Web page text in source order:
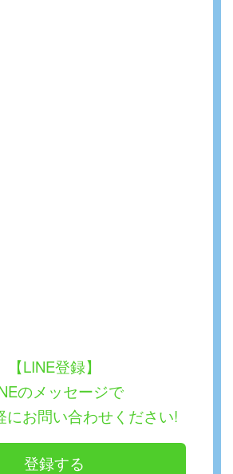
【LINE登録】
のメッセージで
にお問い合わせください!
登録する